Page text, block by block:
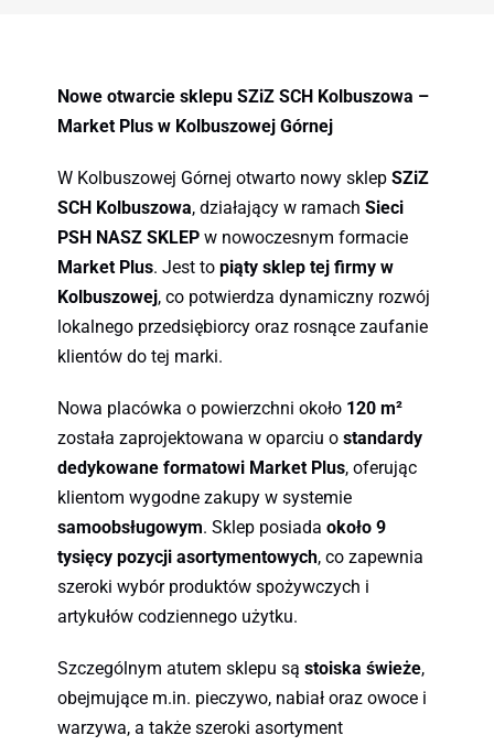
Nowe otwarcie sklepu SZiZ SCH Kolbuszowa –
Market Plus w Kolbuszowej Górnej
W Kolbuszowej Górnej otwarto nowy sklepSZiZ
SCH Kolbuszowa, działający w ramachSieci
PSH NASZ SKLEP w nowoczesnym formacie
Market Plus. Jest topiąty sklep tej firmy w
Kolbuszowej, co potwierdza dynamiczny rozwój
lokalnego przedsiębiorcy oraz rosnące zaufanie
klientów do tej marki.
Nowa placówka o powierzchni około 120 m²
została zaprojektowana w oparciu ostandardy
dedykowane formatowi Market Plus, oferując
klientom wygodne zakupy w systemie
samoobsługowym. Sklep posiadaokoło 9
tysięcy pozycji asortymentowych, co zapewnia
szeroki wybór produktów spożywczych i
artykułów codziennego użytku.
Szczególnym atutem sklepu sąstoiska świeże,
obejmujące m.in. pieczywo, nabiał oraz owoce i
warzywa, a także szeroki asortyment